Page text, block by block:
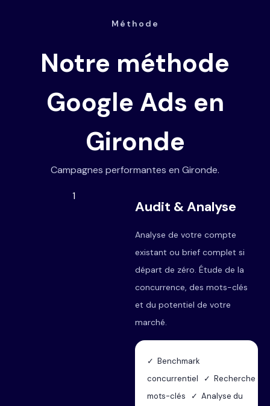
Méthode
Notre méthode
Google Ads en
Gironde
Campagnes performantes en Gironde.
1
Audit & Analyse
Analyse de votre compte
existant ou brief complet si
départ de zéro. Étude de la
concurrence, des mots-clés
et du potentiel de votre
marché.
✓ Benchmark
concurrentiel ✓ Recherche
mots-clés ✓ Analyse du